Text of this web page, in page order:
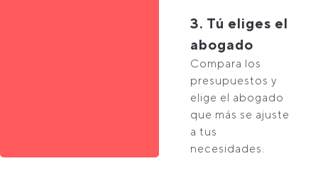
3. Tú eliges el
abogado
Compara los
presupuestos y
elige el abogado
que más se ajuste
a tus
necesidades.